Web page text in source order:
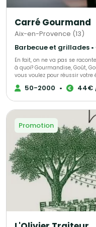
Carré Gourmand
Aix-en-Provence (13)
En fait, on ne va pas se
à quoi? Gourmandise, Goût,
vous voulez pour réussir votre
peut dire encore beaucoup de
GHIBAUDO
50-2000 • 44€
Promotion